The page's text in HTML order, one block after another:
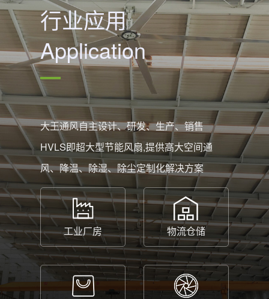
行业应用
Application
大王通风自主设计、研发、生产、销售
HVLS即超大型节能风扇,提供高大空间通
风、降温、除湿、除尘定制化解决方案
工业厂房 物流仓储